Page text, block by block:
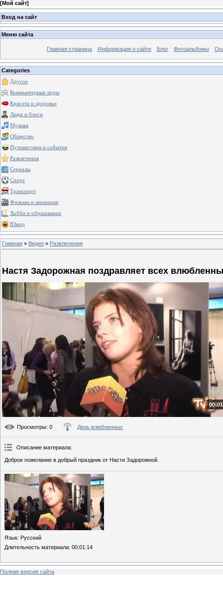
[Мой сайт]
Вход на сайт
Меню сайта
Главная страница Информация о сайте Блог Фотоальбомы
Categories
Другое
Компьютерные игры
Красота и здоровье
Люди и блоги
Музыка
Общество
Путешествия и события
Развлечения
Сериалы
Спорт
Транспорт
Фильмы и анимация
Хобби и образование
Юмор
Главная » Видео » Развлечения
Настя Задорожная поздравляет всех
Просмотры: 0 День влюбленных
Описание материала:
Доброе пожелание в добрый праздник от Насти Задорожной.
Язык: Русский
Длительность материала: 00:01:14
Полная версия сайта